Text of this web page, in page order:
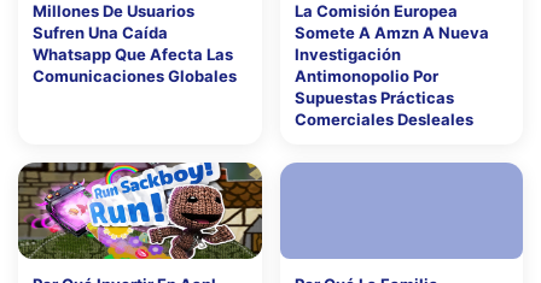
Millones De Usuarios
Sufren Una Caída
Whatsapp Que Afecta Las
Comunicaciones Globales
La Comisión Europea
Somete A Amzn A Nueva
Investigación
Antimonopolio Por
Supuestas Prácticas
Comerciales Desleales